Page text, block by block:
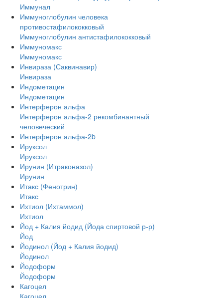
Иммунал
Иммуноглобулин человека
противостафилококковый
Иммуноглобулин антистафилококковый
Иммуномакс
Иммуномакс
Инвираза (Саквинавир)
Инвираза
Индометацин
Индометацин
Интерферон альфа
Интерферон альфа-2 рекомбинантный
человеческий
Интерферон альфа-2b
Ируксол
Ируксол
Ирунин (Итраконазол)
Ирунин
Итакс (Фенотрин)
Итакс
Ихтиол (Ихтаммол)
Ихтиол
Йод + Калия йодид (Йода спиртовой р-р)
Йод
Йодинол (Йод + Калия йодид)
Йодинол
Йодоформ
Йодоформ
Кагоцел
Кагоцел